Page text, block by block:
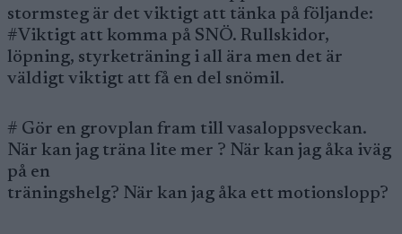
stormsteg är det viktigt att tänka på följande:
#Viktigt att komma på SNÖ. Rullskidor,
löpning, styrketräning i all ära men det är
väldigt viktigt att få en del snömil.
# Gör en grovplan fram till vasaloppsveckan.
När kan jag träna lite mer ? När kan jag åka iväg
på en
träningshelg? När kan jag åka ett motionslopp?